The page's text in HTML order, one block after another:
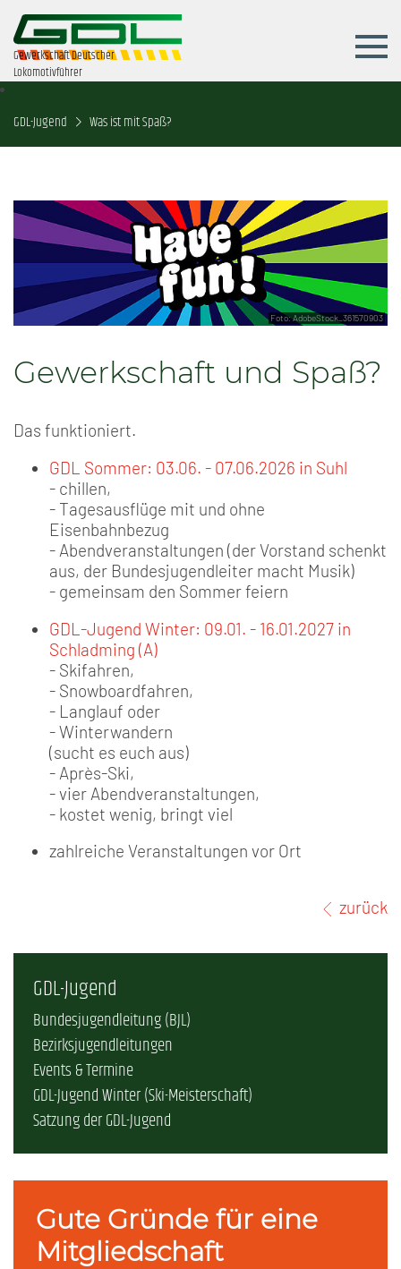
Gewerkschaft Deutscher
Lokomotivführer
GDL-Jugend Was ist mit Spaß?
Foto: AdobeStock_361570903
Gewerkschaft und Spaß?
Das funktioniert.
GDL Sommer: 03.06. - 07.06.2026 in Suhl
- chillen,
- Tagesausflüge mit und ohne
Eisenbahnbezug
- Abendveranstaltungen (der Vorstand schenkt
aus, der Bundesjugendleiter macht Musik)
- gemeinsam den Sommer feiern
GDL-Jugend Winter: 09.01. - 16.01.2027 in
Schladming (A)
- Skifahren,
- Snowboardfahren,
- Langlauf oder
- Winterwandern
(sucht es euch aus)
- Après-Ski,
- vier Abendveranstaltungen,
- kostet wenig, bringt viel
zahlreiche Veranstaltungen vor Ort
zurück
GDL-Jugend
Bundesjugendleitung (BJL)
Bezirksjugendleitungen
Events & Termine
GDL-Jugend Winter (Ski-Meisterschaft)
Satzung der GDL-Jugend
Gute Gründe für eine
Mitgliedschaft